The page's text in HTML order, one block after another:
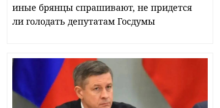
иные брянцы спрашивают, не придется
ли голодать депутатам Госдумы